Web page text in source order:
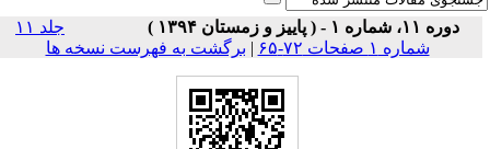
دوره ۱۱، شماره ۱ - ( پاییز و زمستان ۱۳۹۴ )
جلد ۱۱
شماره ۱ صفحات ۷۲-۶۵
| برگشت به فهرست نسخه ها